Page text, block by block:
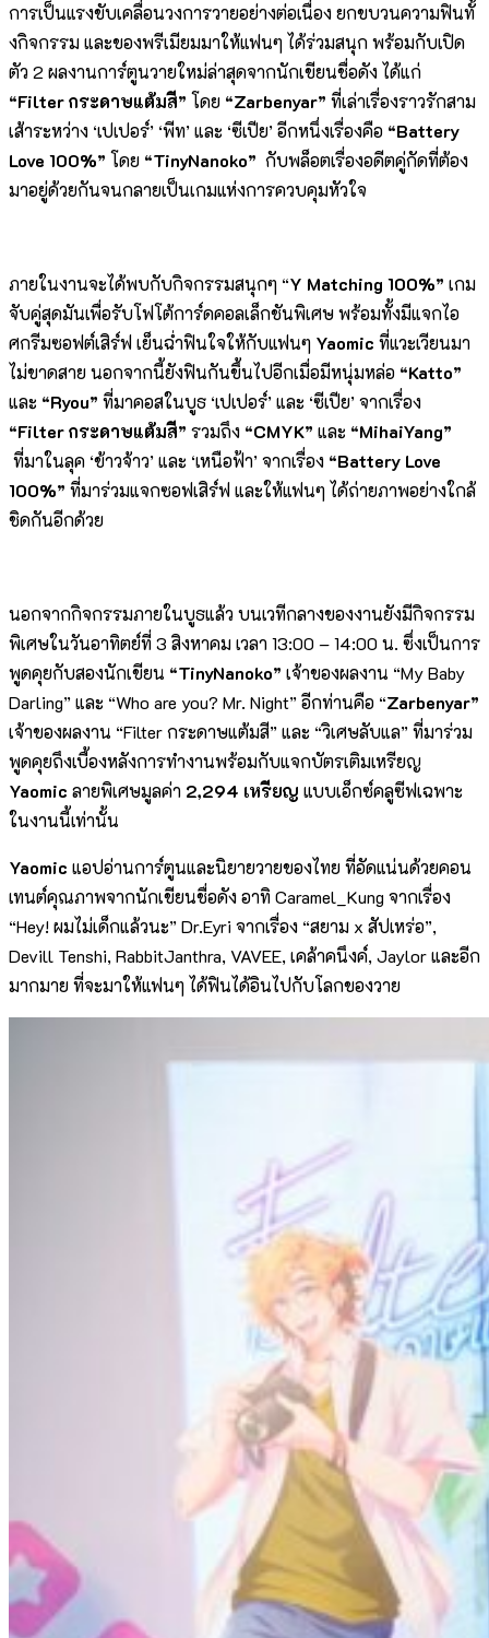
การเป็นแรงขับเคลื่อนวงการวายอย่างต่อเนื่อง ยกขบวนความฟินทั้
งกิจกรรม และของพรีเมียมมาให้แฟนๆ ได้ร่วมสนุก พร้อมกับเปิด
ตัว 2 ผลงานการ์ตูนวายใหม่ล่าสุดจากนักเขียนชื่อดัง ได้แก่
“Filter กระดาษแต้มสี” โดย “Zarbenyar” ที่เล่าเรื่องราวรักสาม
เส้าระหว่าง ‘เปเปอร์’ ‘พีท’ และ ‘ซีเปีย’ อีกหนึ่งเรื่องคือ “Battery
Love 100%” โดย “TinyNanoko” กับพล็อตเรื่องอดีตคู่กัดที่ต้อง
มาอยู่ด้วยกันจนกลายเป็นเกมแห่งการควบคุมหัวใจ
ภายในงานจะได้พบกับกิจกรรมสนุกๆ “Y Matching 100%” เกม
จับคู่สุดมันเพื่อรับโฟโต้การ์ดคอลเล็กชันพิเศษ พร้อมทั้งมีแจกไอ
ศกรีมซอฟต์เสิร์ฟ เย็นฉ่ำฟินใจให้กับแฟนๆ Yaomic ที่แวะเวียนมา
ไม่ขาดสาย นอกจากนี้ยังฟินกันขึ้นไปอีกเมื่อมีหนุ่มหล่อ “Katto”
และ “Ryou” ที่มาคอสในบูธ ‘เปเปอร์’ และ ‘ซีเปีย’ จากเรื่อง
“Filter กระดาษแต้มสี” รวมถึง “CMYK” และ “MihaiYang”
ที่มาในลุค ‘ข้าวจ้าว’ และ ‘เหนือฟ้า’ จากเรื่อง “Battery Love
100%” ที่มาร่วมแจกซอฟเสิร์ฟ และให้แฟนๆ ได้ถ่ายภาพอย่างใกล้
ชิดกันอีกด้วย
นอกจากกิจกรรมภายในบูธแล้ว บนเวทีกลางของงานยังมีกิจกรรม
พิเศษในวันอาทิตย์ที่ 3 สิงหาคม เวลา 13:00 – 14:00 น. ซึ่งเป็นการ
พูดคุยกับสองนักเขียน “TinyNanoko” เจ้าของผลงาน “My Baby
Darling” และ “Who are you? Mr. Night” อีกท่านคือ “Zarbenyar”
เจ้าของผลงาน “Filter กระดาษแต้มสี” และ “วิเศษลับแล” ที่มาร่วม
พูดคุยถึงเบื้องหลังการทำงานพร้อมกับแจกบัตรเติมเหรียญ
Yaomic ลายพิเศษมูลค่า 2,294 เหรียญ แบบเอ็กซ์คลูซีฟเฉพาะ
ในงานนี้เท่านั้น
Yaomic แอปอ่านการ์ตูนและนิยายวายของไทย ที่อัดแน่นด้วยคอน
เทนต์คุณภาพจากนักเขียนชื่อดัง อาทิ Caramel_Kung จากเรื่อง
“Hey! ผมไม่เด็กแล้วนะ” Dr.Eyri จากเรื่อง “สยาม x สัปเหร่อ”,
Devill Tenshi, RabbitJanthra, VAVEE, เคล้าคนึงค์, Jaylor และอีก
มากมาย ที่จะมาให้แฟนๆ ได้ฟินได้อินไปกับโลกของวาย